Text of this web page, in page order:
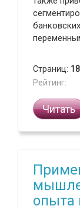
Страниц: 18
Рейтинг:
Читать
опыта